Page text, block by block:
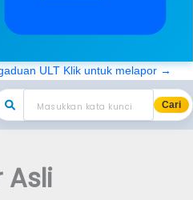
ULT Klik untuk melapor →
Cari
Asli